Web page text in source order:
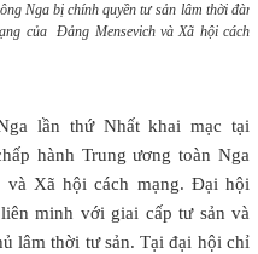
Nga bị chính quyền tư sản lâm thời đàn
của Đảng Mensevich và Xã hội cách
lần thứ Nhất khai mạc tại
hành Trung ương toàn Nga
và Xã hội cách mạng. Đại hội
minh với giai cấp tư sản và
lâm thời tư sản. Tại đại hội chỉ